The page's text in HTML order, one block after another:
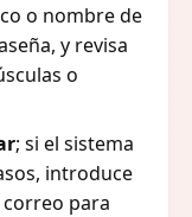
o nombre de
y revisa
o
; si el sistema
introduce
para